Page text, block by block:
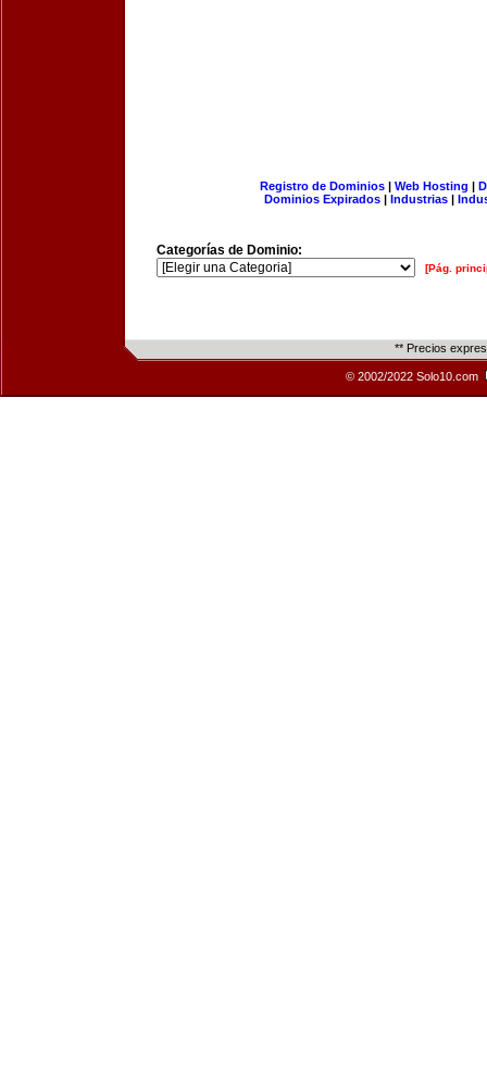
Registro de Dominios| Web Hosting |
Dominios Expirados | Industrias |
Categorías de Dominio:
[Pág.
** Precios
© 2002/2022 Solo10.com